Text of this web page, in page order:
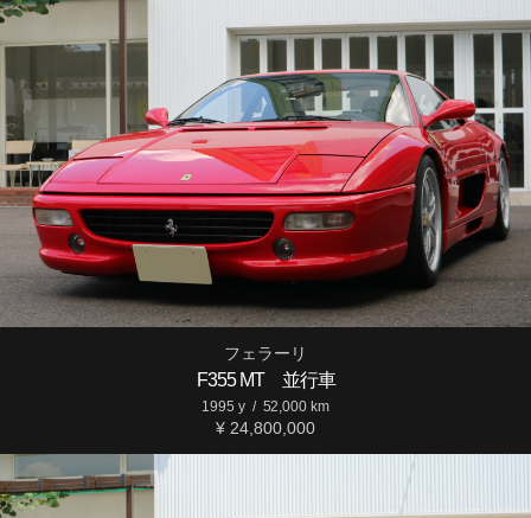
フェラーリ
F355 MT 並行車
1995 y / 52,000 km
¥ 24,800,000